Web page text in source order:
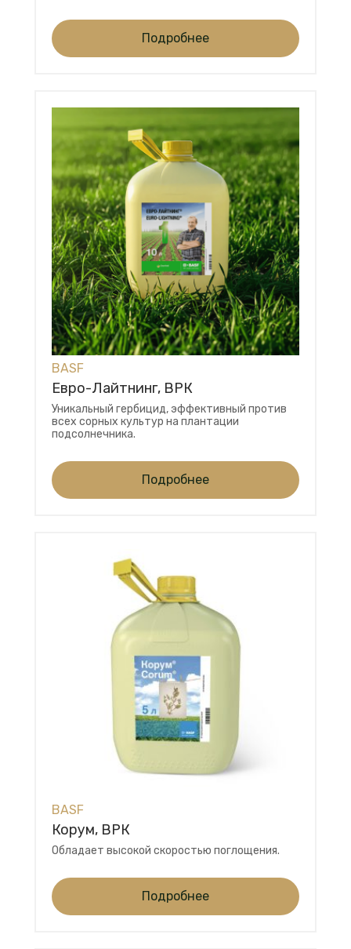
Подробнее
BASF
Евро-Лайтнинг, ВРК
Уникальный гербицид, эффективный против
всех сорных культур на плантации
подсолнечника.
Подробнее
BASF
Корум, ВРК
Обладает высокой скоростью поглощения.
Подробнее